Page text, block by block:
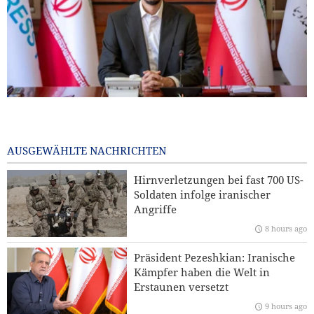
Foreign Affairs: Die USA sollten Westasien verlassen
CNN: US-Generalstabschef sucht nach einem Ausweg aus
dem Krieg
IRGC: Eingeständnisse ausländischer Medien über Trumps
Niederlage sind Ergebnis revolutionärer Medienarbeit
Araghchi an die Nachbarstaaten: Es ist an der Zeit für echte
Brüderlichkeit
AUSGEWÄHLTE NACHRICHTEN
Hirnverletzungen bei fast 700 US-
Soldaten infolge iranischer
Angriffe
8 hours ago
Präsident Pezeshkian: Iranische
Kämpfer haben die Welt in
Erstaunen versetzt
9 hours ago